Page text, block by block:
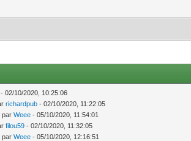
- 02/10/2020, 10:25:06
richardpub - 02/10/2020, 11:22:05
parWeee - 05/10/2020, 11:54:01
filou59 - 02/10/2020, 11:32:05
parWeee - 05/10/2020, 12:16:51